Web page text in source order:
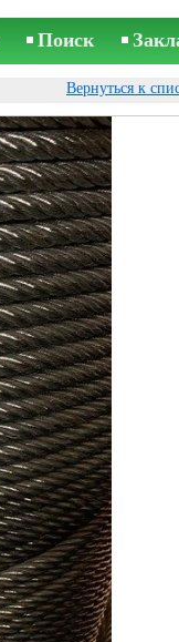
Поиск
Вернуться к